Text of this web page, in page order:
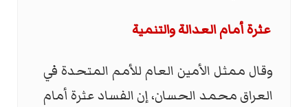
عثرة أمام العدالة والتنمية
وقال ممثل الأمين العام للأمم المتحدة في
العراق محمد الحسان، إن الفساد عثرة أمام